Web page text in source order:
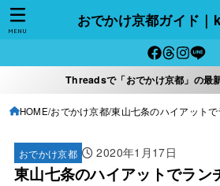
おでかけ京都ガイド
MENU
Threadsで「おでかけ京都」の最
HOME おでかけ京都 東山七条のハイアットで
おでかけ京都 2020年1月17日
東山七条のハイアットでラン